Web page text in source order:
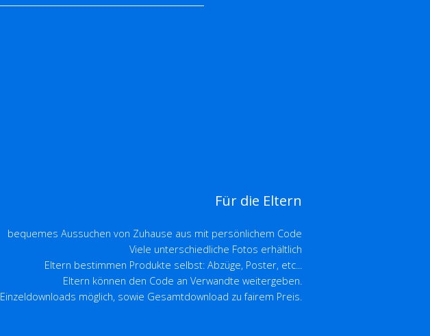
Für die Eltern
bequemes Aussuchen von Zuhause aus mit persönlichem Code
Viele unterschiedliche Fotos erhältlich
Eltern bestimmen Produkte selbst: Abzüge, Poster, etc...
Eltern können den Code an Verwandte weitergeben.
Einzeldownloads möglich, sowie Gesamtdownload zu fairem Preis.